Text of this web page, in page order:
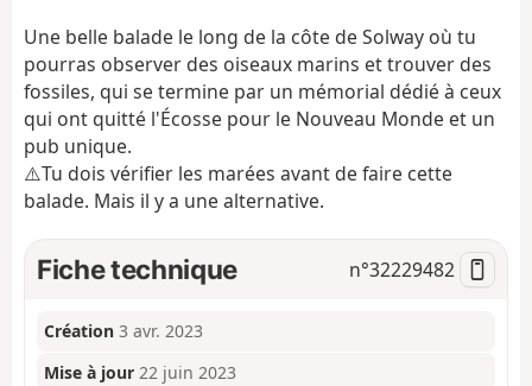
g
a
t
Une belle balade le long de la côte de Solway où tu
pourras observer des oiseaux marins et trouver des
fossiles, qui se termine par un mémorial dédié à ceux
qui ont quitté l'Écosse pour le Nouveau Monde et un
pub unique.
⚠️Tu dois vérifier les marées avant de faire cette
balade. Mais il y a une alternative.
Fiche technique n°32229482
Création 3 avr. 2023
Mise à jour 22 juin 2023